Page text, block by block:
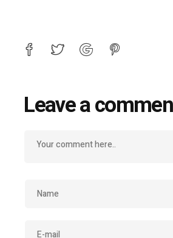
Leave a